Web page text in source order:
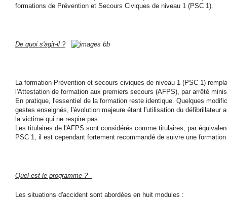
formations de Prévention et Secours Civiques de niveau 1 (PSC 1).
De quoi s'agit-il ?
La formation Prévention et secours civiques de niveau 1 (PSC 1)
l'Attestation de formation aux premiers secours (AFPS), par arrêté
En pratique, l'essentiel de la formation reste identique. Quelques
gestes enseignés, l'évolution majeure étant l'utilisation du défibrillateur
la victime qui ne respire pas.
Les titulaires de l'AFPS sont considérés comme titulaires, par
PSC 1, il est cependant fortement recommandé de suivre une
Quel est le programme ?
Les situations d'accident sont abordées en huit modules :